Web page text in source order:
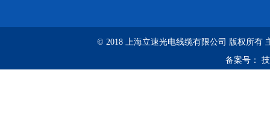
© 2018 上海立速光电线缆有限公司 版权所有
备案号：